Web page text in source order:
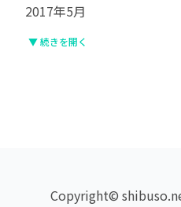
2017年5月
▼ 続きを開く
Copyright©